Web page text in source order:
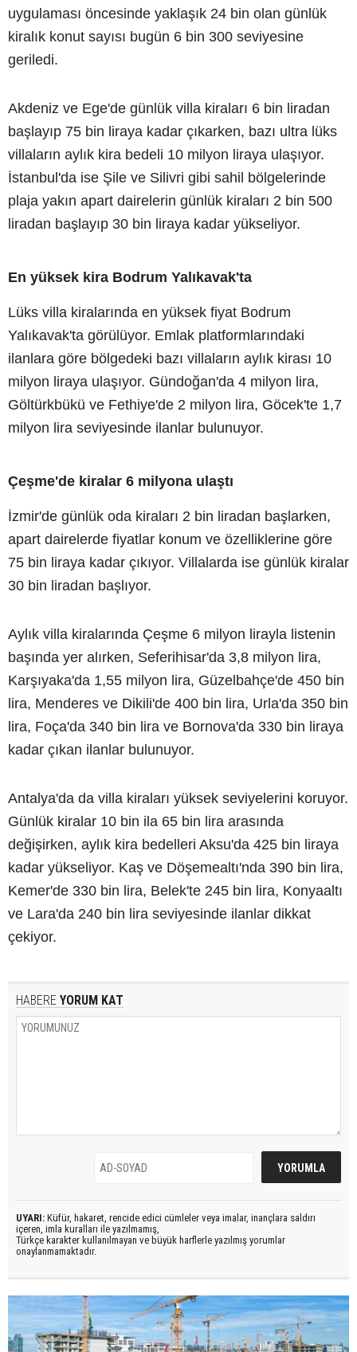
uygulaması öncesinde yaklaşık 24 bin olan günlük
kiralık konut sayısı bugün 6 bin 300 seviyesine
geriledi.
Akdeniz ve Ege'de günlük villa kiraları 6 bin liradan
başlayıp 75 bin liraya kadar çıkarken, bazı ultra lüks
villaların aylık kira bedeli 10 milyon liraya ulaşıyor.
İstanbul'da ise Şile ve Silivri gibi sahil bölgelerinde
plaja yakın apart dairelerin günlük kiraları 2 bin 500
liradan başlayıp 30 bin liraya kadar yükseliyor.
En yüksek kira Bodrum Yalıkavak'ta
Lüks villa kiralarında en yüksek fiyat Bodrum
Yalıkavak'ta görülüyor. Emlak platformlarındaki
ilanlara göre bölgedeki bazı villaların aylık kirası 10
milyon liraya ulaşıyor. Gündoğan'da 4 milyon lira,
Göltürkbükü ve Fethiye'de 2 milyon lira, Göcek'te 1,7
milyon lira seviyesinde ilanlar bulunuyor.
Çeşme'de kiralar 6 milyona ulaştı
İzmir'de günlük oda kiraları 2 bin liradan başlarken,
apart dairelerde fiyatlar konum ve özelliklerine göre
75 bin liraya kadar çıkıyor. Villalarda ise günlük kiralar
30 bin liradan başlıyor.
Aylık villa kiralarında Çeşme 6 milyon lirayla listenin
başında yer alırken, Seferihisar'da 3,8 milyon lira,
Karşıyaka'da 1,55 milyon lira, Güzelbahçe'de 450 bin
lira, Menderes ve Dikili'de 400 bin lira, Urla'da 350 bin
lira, Foça'da 340 bin lira ve Bornova'da 330 bin liraya
kadar çıkan ilanlar bulunuyor.
Antalya'da da villa kiraları yüksek seviyelerini koruyor.
Günlük kiralar 10 bin ila 65 bin lira arasında
değişirken, aylık kira bedelleri Aksu'da 425 bin liraya
kadar yükseliyor. Kaş ve Döşemealtı'nda 390 bin lira,
Kemer'de 330 bin lira, Belek'te 245 bin lira, Konyaaltı
ve Lara'da 240 bin lira seviyesinde ilanlar dikkat
çekiyor.
HABERE YORUM KAT
UYARI: Küfür, hakaret, rencide edici cümleler veya imalar, inançlara saldırı
içeren, imla kuralları ile yazılmamış,
Türkçe karakter kullanılmayan ve büyük harflerle yazılmış yorumlar
onaylanmamaktadır.